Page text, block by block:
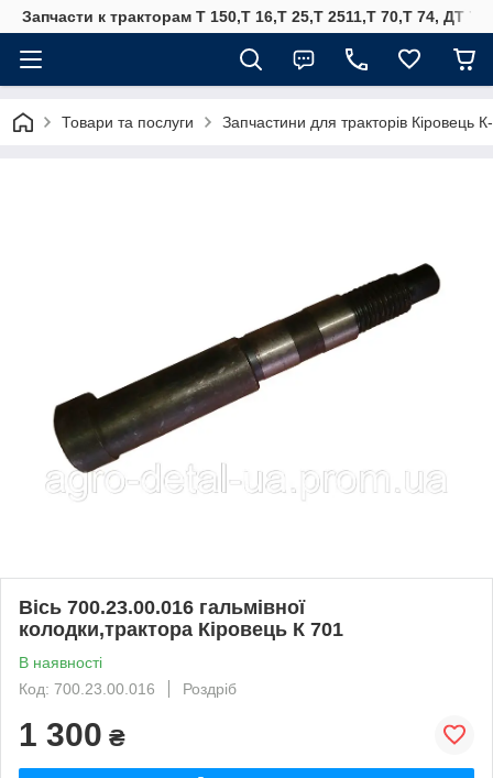
Запчасти к тракторам Т 150,Т 16,Т 25,Т 2511,Т 70,Т 74, ДТ
Товари та послуги Запчастини для тракторів Кіровець
Вісь 700.23.00.016 гальмівної
колодки,трактора Кіровець К 701
В наявності
Код: 700.23.00.016
Роздріб
1 300 ₴